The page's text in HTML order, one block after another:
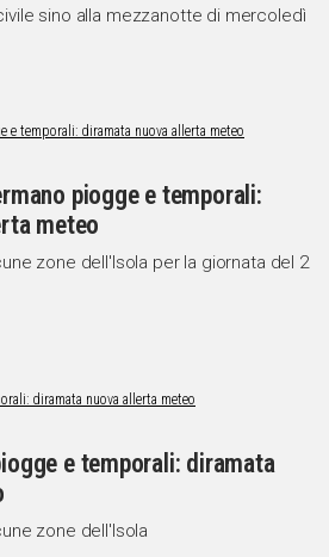
sino alla mezzanotte di mercoledì
piogge e temporali:
meteo
zone dell'Isola per la giornata del 2
e temporali: diramata
zone dell'Isola